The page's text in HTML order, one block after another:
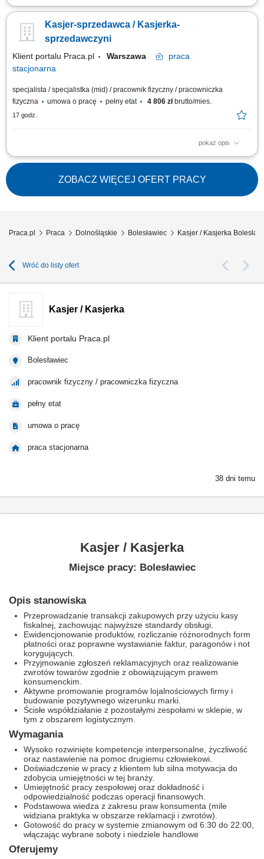
obsługa klientów przy kasie oraz na sali sprzedaży; realizacja sprzedaży
kontrola dat ważności asortymentu; praca w systemie dwuzmianowym;
utrzymywanie czystości i porządku w miejscu pracy;
Kasjer-sprzedawca / Kasjerka-
sprzedawczyni
Klient portalu Praca.pl Warszawa
praca
stacjonarna
specjalista / specjalistka (mid) / pracownik fizyczny / pracowniczka
fizyczna
umowa o pracę pełny etat 4 806 złbrutto/mies.
17 godz.
pokaż opis
obsługa klientów przy kasie oraz na sali sprzedaży; realizacja sprzedaży
zgodnie ze standardami sklepu; dbanie o estetykę ekspozycji produktów;
kontrola dat ważności asortymentu; praca w systemie dwuzmianowym;
utrzymywanie czystości i porządku w miejscu pracy;
ZOBACZ WIĘCEJ OFERT PRACY
Praca.pl Praca Dolnośląskie Bolesławiec Kasjer / Kasjerka
Wróć do listy ofert
Kasjer / Kasjerka
Klient portalu Praca.pl
Bolesławiec
pracownik fizyczny / pracowniczka fizyczna
pełny etat
umowa o pracę
praca stacjonarna
38 dni temu
Kasjer / Kasjerka
Miejsce pracy: Bolesławiec
Opis stanowiska
Przeprowadzanie transakcji zakupowych przy użyciu kasy
fiskalnej, zachowując najwyższe standardy obsługi.
Ewidencjonowanie produktów, rozliczanie różnorodnych form
płatności oraz poprawne wystawianie faktur, paragonów i not
korygujących.
Przyjmowanie zgłoszeń reklamacyjnych oraz realizowanie
zwrotów towarów zgodnie z obowiązującym prawem
konsumenckim.
Aktywne promowanie programów lojalnościowych firmy i
budowanie pozytywnego wizerunku marki.
Ścisłe współdziałanie z pozostałymi zespołami w sklepie, w
tym z obszarem logistycznym.
Wymagania
Wysoko rozwinięte kompetencje interpersonalne, życzliwość
oraz nastawienie na pomoc drugiemu człowiekowi.
Doświadczenie w pracy z klientem lub silna motywacja do
zdobycia umiejętności w tej branży.
Umiejętność pracy zespołowej oraz dokładność i
odpowiedzialność podczas operacji finansowych.
Podstawowa wiedza z zakresu praw konsumenta (mile
widziana praktyka w obszarze reklamacji i zwrotów).
Gotowość do pracy w systemie zmianowym od 6:30 do 22:00,
włączając wybrane soboty i niedziele handlowe
Oferujemy